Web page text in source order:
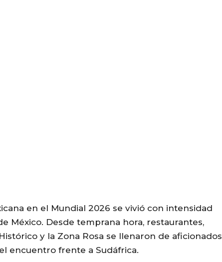
en el Mundial 2026 se vivió con intensidad
México. Desde temprana hora, restaurantes,
y la Zona Rosa se llenaron de aficionados
encuentro frente a Sudáfrica.